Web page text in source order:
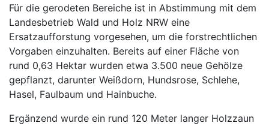
Für die gerodeten Bereiche ist in Abstimmung mit dem
Landesbetrieb Wald und Holz NRW eine
Ersatzaufforstung vorgesehen, um die forstrechtlichen
Vorgaben einzuhalten. Bereits auf einer Fläche von
rund 0,63 Hektar wurden etwa 3.500 neue Gehölze
gepflanzt, darunter Weißdorn, Hundsrose, Schlehe,
Hasel, Faulbaum und Hainbuche.
Ergänzend wurde ein rund 120 Meter langer Holzzaun